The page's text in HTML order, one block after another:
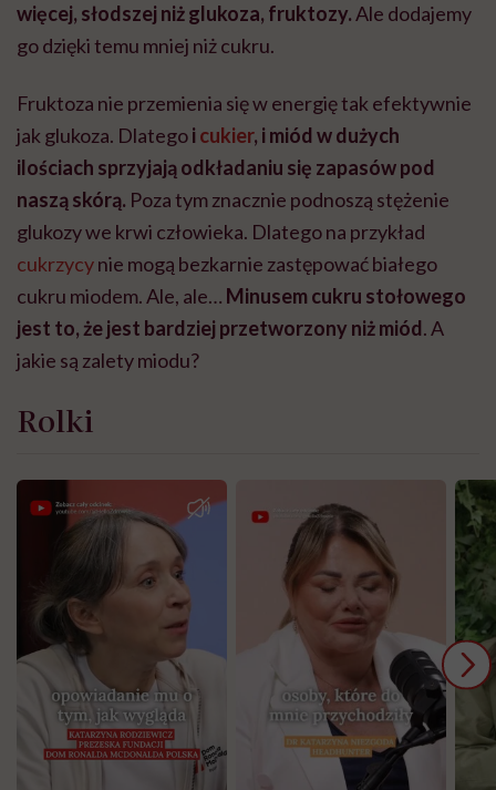
więcej, słodszej niż glukoza, fruktozy.Ale dodajemy
go dzięki temu mniej niż cukru.
Fruktoza nie przemienia się w energię tak efektywnie
jak glukoza. Dlategoi cukier, i miód w dużych
ilościach sprzyjają odkładaniu się zapasów pod
naszą skórą. Poza tym znacznie podnoszą stężenie
glukozy we krwi człowieka. Dlatego na przykład
cukrzycynie mogą bezkarnie zastępować białego
cukru miodem. Ale, ale… Minusem cukru stołowego
jest to, że jest bardziej przetworzony niż miód. A
jakie są zalety miodu?
Rolki